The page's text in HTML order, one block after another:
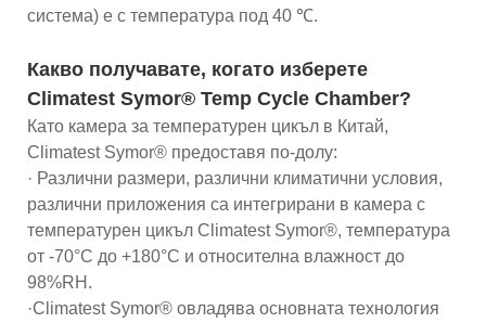
система) е с температура под 40 ℃.
Какво получавате, когато изберете
Climatest Symor® Temp Cycle Chamber?
Като камера за температурен цикъл в Китай,
Climatest Symor® предоставя по-долу:
· Различни размери, различни климатични условия,
различни приложения са интегрирани в камера с
температурен цикъл Climatest Symor®, температура
от -70°C до +180°C и относителна влажност до
98%RH.
·Climatest Symor® овладява основната технология